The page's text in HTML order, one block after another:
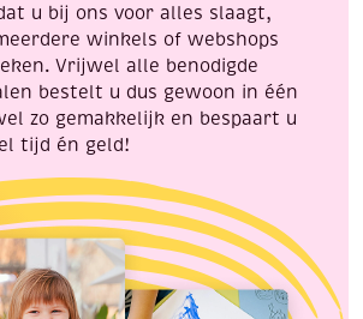
u bij ons voor alles slaagt,
winkels of webshops
Vrijwel alle benodigde
bestelt u dus gewoon in één
zo gemakkelijk en bespaart u
tijd én geld!